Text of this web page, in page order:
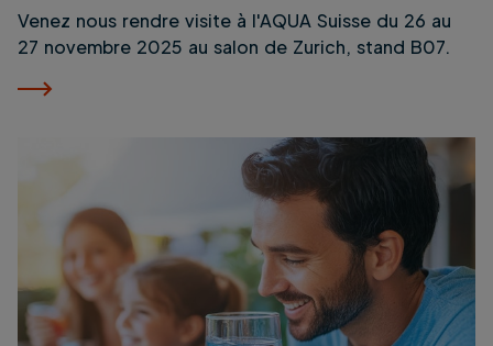
Venez nous rendre visite à l'AQUA Suisse du 26 au
27 novembre 2025 au salon de Zurich, stand B07.